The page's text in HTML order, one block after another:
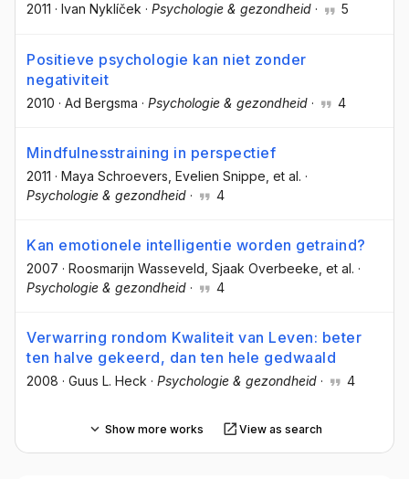
2011 · Ivan Nyklíček · Psychologie & gezondheid · 5
Positieve psychologie kan niet zonder
negativiteit
2010 · Ad Bergsma · Psychologie & gezondheid · 4
Mindfulnesstraining in perspectief
2011 · Maya Schroevers , Evelien Snippe , et al. ·
Psychologie & gezondheid · 4
Kan emotionele intelligentie worden getraind?
2007 · Roosmarijn Wasseveld , Sjaak Overbeeke , et al. ·
Psychologie & gezondheid · 4
Verwarring rondom Kwaliteit van Leven: beter
ten halve gekeerd, dan ten hele gedwaald
2008 · Guus L. Heck · Psychologie & gezondheid · 4
Show more works View as search